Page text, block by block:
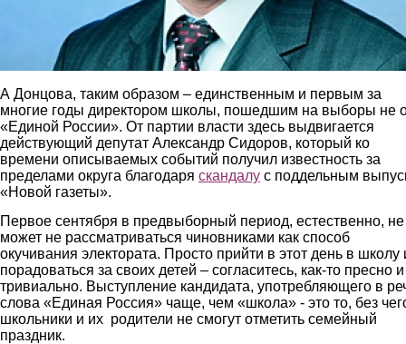
А Донцова, таким образом – единственным и первым за
многие годы директором школы, пошедшим на выборы не
«Единой России». От партии власти здесь выдвигается
действующий депутат Александр Сидоров, который ко
времени описываемых событий получил известность за
пределами округа благодаря скандалу с поддельным
«Новой газеты».
Первое сентября в предвыборный период, естественно, не
может не рассматриваться чиновниками как способ
окучивания электората. Просто прийти в этот день в школу
порадоваться за своих детей – согласитесь, как-то пресно и
тривиально. Выступление кандидата, употребляющего в
слова «Единая Россия» чаще, чем «школа» - это то, без
школьники и их родители не смогут отметить семейный
праздник.